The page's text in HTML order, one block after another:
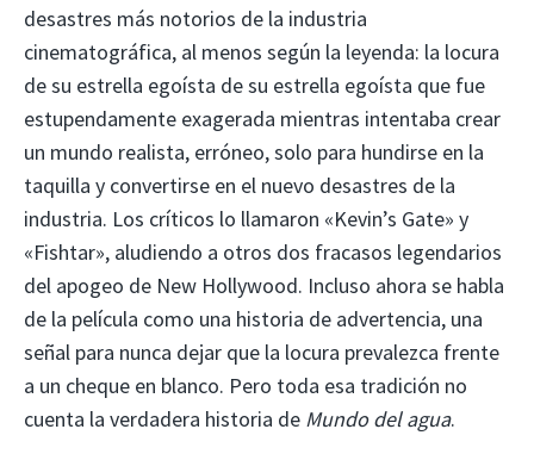
desastres más notorios de la industria
cinematográfica, al menos según la leyenda: la locura
de su estrella egoísta de su estrella egoísta que fue
estupendamente exagerada mientras intentaba crear
un mundo realista, erróneo, solo para hundirse en la
taquilla y convertirse en el nuevo desastres de la
industria. Los críticos lo llamaron «Kevin’s Gate» y
«Fishtar», aludiendo a otros dos fracasos legendarios
del apogeo de New Hollywood. Incluso ahora se habla
de la película como una historia de advertencia, una
señal para nunca dejar que la locura prevalezca frente
a un cheque en blanco. Pero toda esa tradición no
cuenta la verdadera historia de Mundo del agua.